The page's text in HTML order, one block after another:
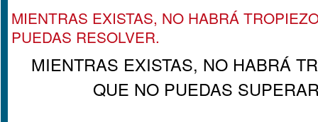
MIENTRAS EXISTAS, NO HABRÁ
PUEDAS RESOLVER.
MIENTRAS EXISTAS, NO HABRÁ
QUE NO PUEDAS